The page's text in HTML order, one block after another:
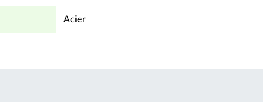
Acier